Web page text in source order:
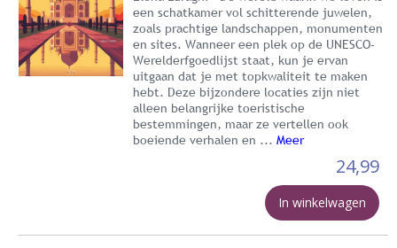
een schatkamer vol schitterende juwelen,
zoals prachtige landschappen, monumenten
en sites. Wanneer een plek op de UNESCO-
Werelderfgoedlijst staat, kun je ervan
uitgaan dat je met topkwaliteit te maken
hebt. Deze bijzondere locaties zijn niet
alleen belangrijke toeristische
bestemmingen, maar ze vertellen ook
boeiende verhalen en ... Meer
24,99
In winkelwagen